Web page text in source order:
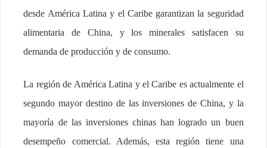
desde América Latina y el Caribe garantizan la seguridad
alimentaria de China, y los minerales satisfacen su
demanda de producción y de consumo.
La región de América Latina y el Caribe es actualmente el
segundo mayor destino de las inversiones de China, y la
mayoría de las inversiones chinas han logrado un buen
desempeño comercial. Además, esta región tiene una